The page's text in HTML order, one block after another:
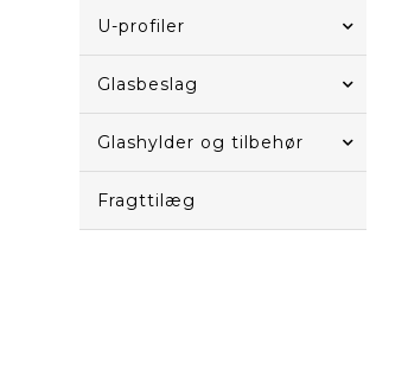
U-profiler
Glasbeslag
Glashylder og tilbehør
Fragttilæg